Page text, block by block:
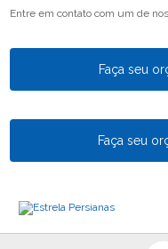
Entre em contato com um de
Faça seu
Faça seu